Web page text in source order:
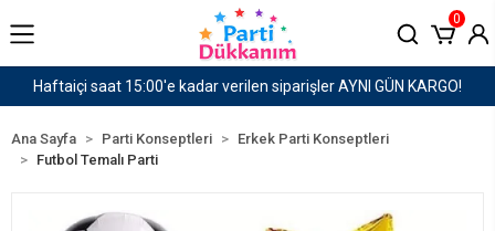
KARGO! 1500 TL ve Üzeri Kargo Ücretsiz!
0
Ana Sayfa Parti Konseptleri
Erkek Parti Konseptleri
Futbol Temalı Parti